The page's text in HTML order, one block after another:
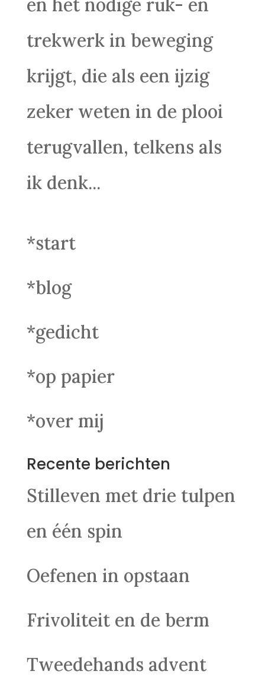
en het nodige ruk- en
trekwerk in beweging
krijgt, die als een ijzig
zeker weten in de plooi
terugvallen, telkens als
ik denk...
*start
*blog
*gedicht
*op papier
*over mij
Recente berichten
Stilleven met drie tulpen
en één spin
Oefenen in opstaan
Frivoliteit en de berm
Tweedehands advent